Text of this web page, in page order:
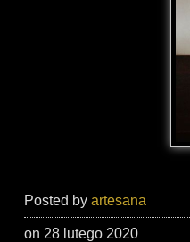
Posted by artesana
on 28 lutego 2020